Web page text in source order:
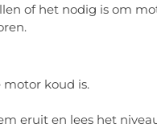
of het nodig is om
koud is.
eruit en lees het